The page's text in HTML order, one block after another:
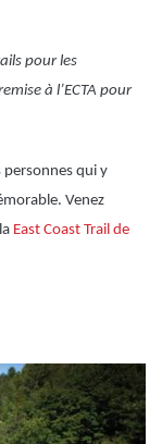
pour les
à l’ECTA pour
personnes qui y
Venez
East Coast Trail de